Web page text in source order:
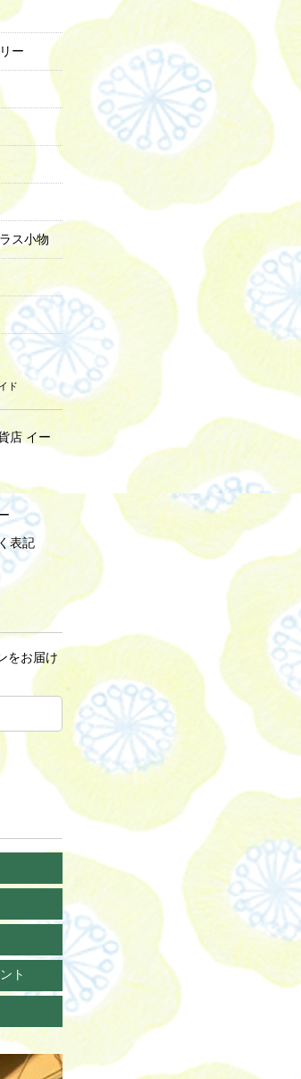
ー
ス小物
ド
店 イー
表記
をお届け
ト